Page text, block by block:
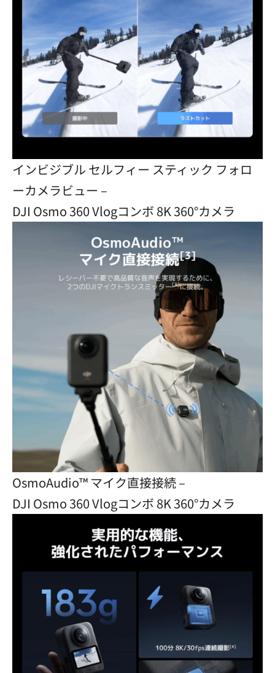
インビジブル セルフィー スティック フォロ
ーカメラビュー –
DJI Osmo 360 Vlogコンボ 8K 360°カメラ
OsmoAudio™ マイク直接接続 –
DJI Osmo 360 Vlogコンボ 8K 360°カメラ